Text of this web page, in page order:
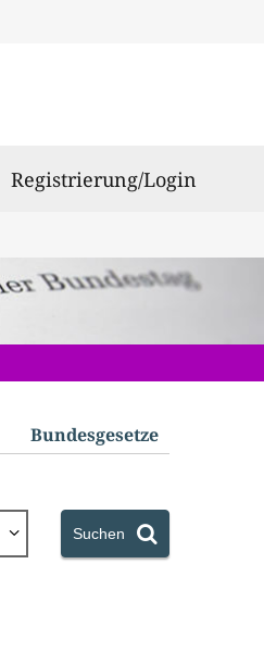
Registrierung/Login
Bundes­gesetze
Suchen